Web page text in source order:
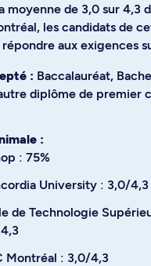
moyenne de 3,0 sur 4,3
les candidats de
aux exigences
: Baccalauréat,
diplôme de premier
:
: 75%
University : 3,0/4,3
de Technologie
Montréal : 3,0/4,3